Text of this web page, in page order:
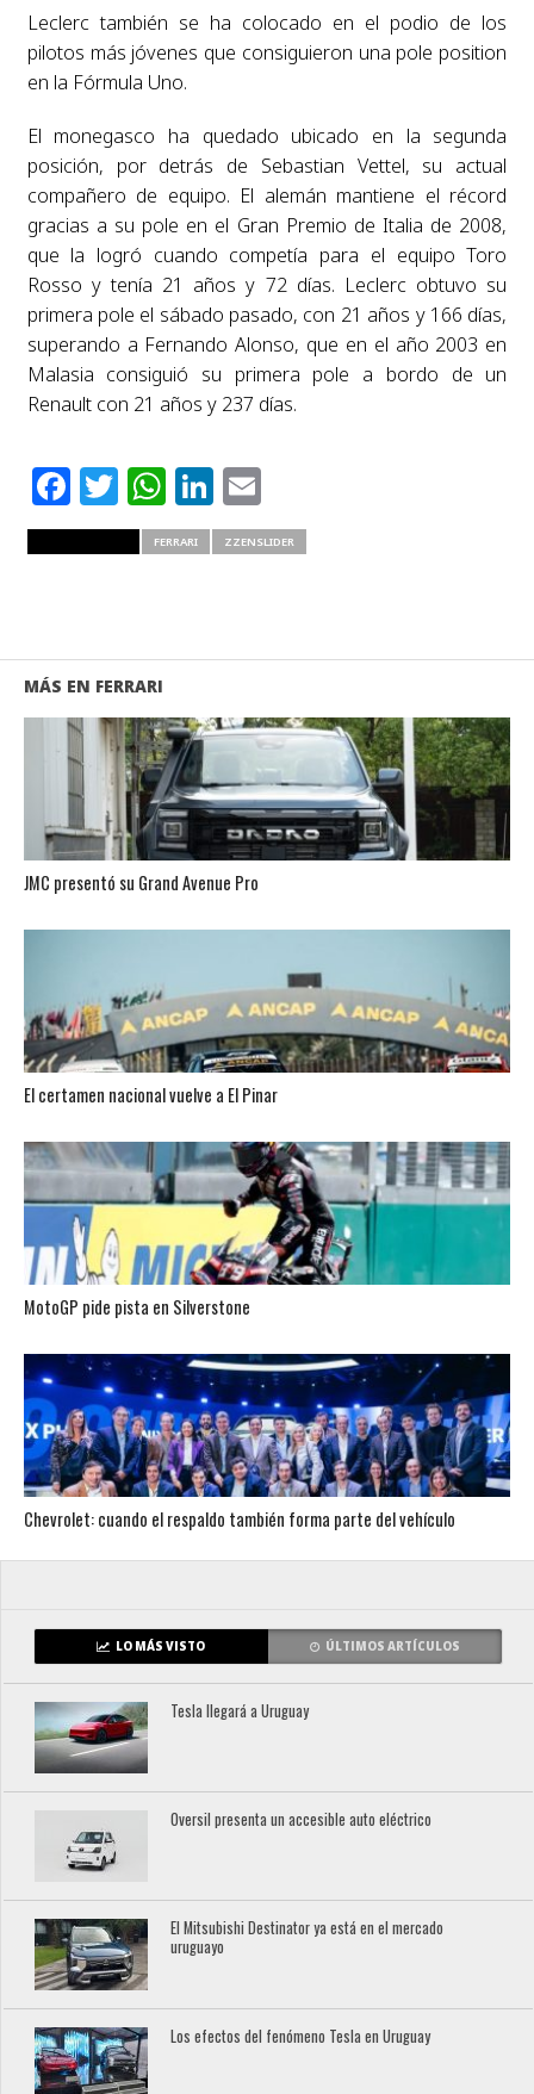
Leclerc también se ha colocado en el podio de los
pilotos más jóvenes que consiguieron una pole position
en la Fórmula Uno.
El monegasco ha quedado ubicado en la segunda
posición, por detrás de Sebastian Vettel, su actual
compañero de equipo. El alemán mantiene el récord
gracias a su pole en el Gran Premio de Italia de 2008,
que la logró cuando competía para el equipo Toro
Rosso y tenía 21 años y 72 días. Leclerc obtuvo su
primera pole el sábado pasado, con 21 años y 166 días,
superando a Fernando Alonso, que en el año 2003 en
Malasia consiguió su primera pole a bordo de un
Renault con 21 años y 237 días.
Facebook
Twitter
WhatsApp
LinkedIn
Email
FERRARI ZZENSLIDER
MÁS EN FERRARI
JMC presentó su Grand Avenue Pro
El certamen nacional vuelve a El Pinar
MotoGP pide pista en Silverstone
Chevrolet: cuando el respaldo también forma parte del vehículo
LO MÁS VISTO ÚLTIMOS ARTÍCULOS
Tesla llegará a Uruguay
Oversil presenta un accesible auto eléctrico
El Mitsubishi Destinator ya está en el mercado
uruguayo
Los efectos del fenómeno Tesla en Uruguay